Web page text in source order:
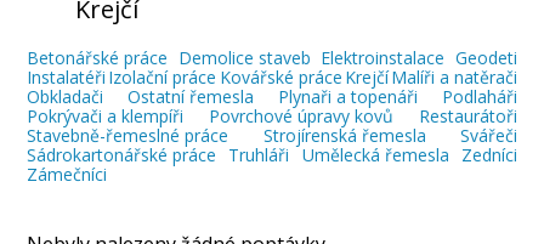
Krejčí
Betonářské práce Demolice staveb Elektroinstalace Geodeti
Instalatéři Izolační práce Kovářské práce KrejčíMalíři a natěrači
Obkladači
Ostatní řemesla Plynaři a topenáři
Podlaháři
Pokrývači a klempíři
Povrchové úpravy kovů
Restaurátoři
Stavebně-řemeslné práce
Strojírenská řemesla
Svářeči
Sádrokartonářské práce
Truhláři Umělecká řemesla
Zedníci
Zámečníci